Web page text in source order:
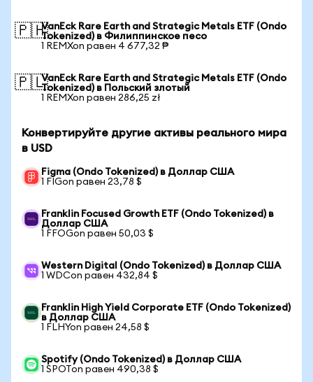
🇵🇭VanEck Rare Earth and Strategic Metals ETF (Ondo
Tokenized) в Филиппинское песо
1 REMXon равен 4 677,32 ₱
🇵🇱VanEck Rare Earth and Strategic Metals ETF (Ondo
Tokenized) в Польский злотый
1 REMXon равен 286,25 zł
Конвертируйте другие активы реального мира
в USD
Figma (Ondo Tokenized) в Доллар США
1 FIGon равен 23,78 $
Franklin Focused Growth ETF (Ondo Tokenized) в
Доллар США
1 FFOGon равен 50,03 $
Western Digital (Ondo Tokenized) в Доллар США
1 WDCon равен 432,84 $
Franklin High Yield Corporate ETF (Ondo Tokenized)
в Доллар США
1 FLHYon равен 24,58 $
Spotify (Ondo Tokenized) в Доллар США
1 SPOTon равен 490,38 $